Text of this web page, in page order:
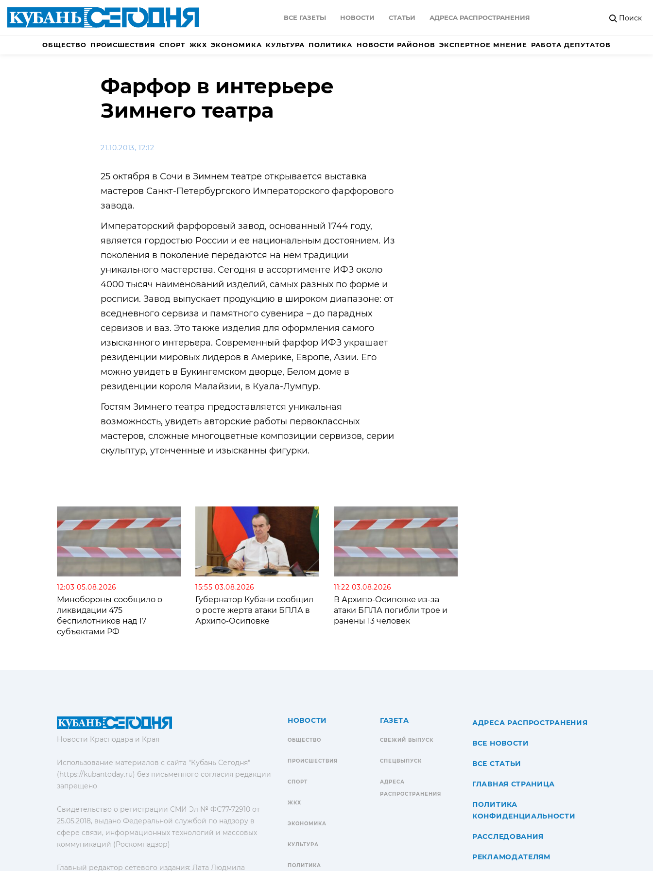
ВСЕ ГАЗЕТЫ НОВОСТИ СТАТЬИ АДРЕСА РАСПРОСТРАНЕНИЯ Поиск
ОБЩЕСТВО ПРОИСШЕСТВИЯ СПОРТ ЖКХ ЭКОНОМИКА КУЛЬТУРА ПОЛИТИКА НОВОСТИ РАЙОНОВ ЭКСПЕРТНОЕ МНЕНИЕ РАБОТА ДЕПУТАТОВ
Фарфор в интерьере
Зимнего театра
21.10.2013, 12:12
25 октября в Сочи в Зимнем театре открывается выставка
мастеров Санкт-Петербургского Императорского фарфорового
завода.
Императорский фарфоровый завод, основанный 1744 году,
является гордостью России и ее национальным достоянием. Из
поколения в поколение передаются на нем традиции
уникального мастерства. Сегодня в ассортименте ИФЗ около
4000 тысяч наименований изделий, самых разных по форме и
росписи. Завод выпускает продукцию в широком диапазоне: от
вседневного сервиза и памятного сувенира – до парадных
сервизов и ваз. Это также изделия для оформления самого
изысканного интерьера. Современный фарфор ИФЗ украшает
резиденции мировых лидеров в Америке, Европе, Азии. Его
можно увидеть в Букингемском дворце, Белом доме в
резиденции короля Малайзии, в Куала-Лумпур.
Гостям Зимнего театра предоставляется уникальная
возможность, увидеть авторские работы первоклассных
мастеров, сложные многоцветные композиции сервизов, серии
скульптур, утонченные и изысканны фигурки.
12:03 05.08.2026
Минобороны сообщило о
ликвидации 475
беспилотников над 17
субъектами РФ
15:55 03.08.2026
Губернатор Кубани сообщил
о росте жертв атаки БПЛА в
Архипо-Осиповке
11:22 03.08.2026
В Архипо-Осиповке из-за
атаки БПЛА погибли трое и
ранены 13 человек
Новости Краснодара и Края
Использование материалов с сайта "Кубань Сегодня"
(https://kubantoday.ru) без письменного согласия редакции
запрещено
Свидетельство о регистрации СМИ Эл № ФС77-72910 от
25.05.2018, выдано Федеральной службой по надзору в
сфере связи, информационных технологий и массовых
коммуникаций (Роскомнадзор)
Главный редактор сетевого издания: Лата Людмила
НОВОСТИ
ОБЩЕСТВО
ПРОИСШЕСТВИЯ
СПОРТ
ЖКХ
ЭКОНОМИКА
КУЛЬТУРА
ПОЛИТИКА
ГАЗЕТА
СВЕЖИЙ ВЫПУСК
СПЕЦВЫПУСК
АДРЕСА
РАСПРОСТРАНЕНИЯ
АДРЕСА РАСПРОСТРАНЕНИЯ
ВСЕ НОВОСТИ
ВСЕ СТАТЬИ
ГЛАВНАЯ СТРАНИЦА
ПОЛИТИКА
КОНФИДЕНЦИАЛЬНОСТИ
РАССЛЕДОВАНИЯ
РЕКЛАМОДАТЕЛЯМ